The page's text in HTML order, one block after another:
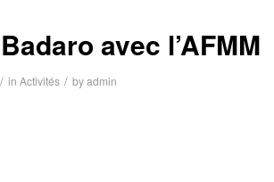
avec l’AFMM
/ in Activités / byadmin